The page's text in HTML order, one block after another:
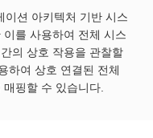
이션 아키텍처 기반 시스
를 사용하여 전체 시스
의 상호 작용을 관찰할
하여 상호 연결된 전체
핑할 수 있습니다.